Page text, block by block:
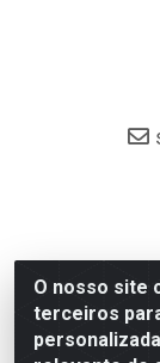
O nosso site
terceiros